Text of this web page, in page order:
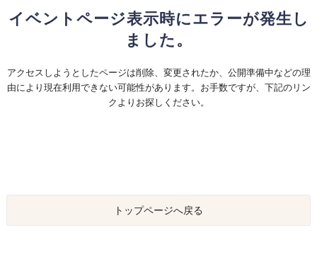
イベントページ表示時にエラーが発生し
ました。
アクセスしようとしたページは削除、変更されたか、公開準備中などの理
由により現在利用できない可能性があります。お手数ですが、下記のリン
クよりお探しください。
トップページへ戻る